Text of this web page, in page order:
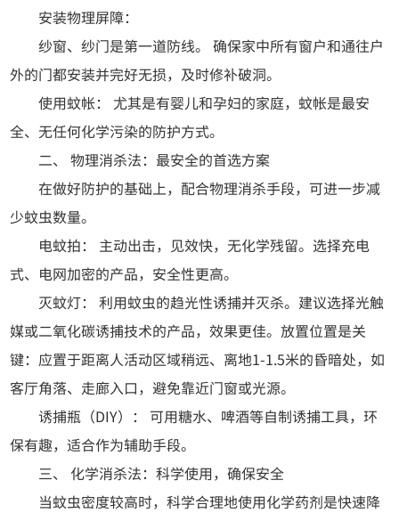
安装物理屏障：
纱窗、纱门是第一道防线。 确保家中所有窗户和通往户
外的门都安装并完好无损，及时修补破洞。
使用蚊帐： 尤其是有婴儿和孕妇的家庭，蚊帐是最安
全、无任何化学污染的防护方式。
二、 物理消杀法：最安全的首选方案
在做好防护的基础上，配合物理消杀手段，可进一步减
少蚊虫数量。
电蚊拍： 主动出击，见效快，无化学残留。选择充电
式、电网加密的产品，安全性更高。
灭蚊灯： 利用蚊虫的趋光性诱捕并灭杀。建议选择光触
媒或二氧化碳诱捕技术的产品，效果更佳。放置位置是关
键：应置于距离人活动区域稍远、离地1-1.5米的昏暗处，如
客厅角落、走廊入口，避免靠近门窗或光源。
诱捕瓶（DIY）： 可用糖水、啤酒等自制诱捕工具，环
保有趣，适合作为辅助手段。
三、 化学消杀法：科学使用，确保安全
当蚊虫密度较高时，科学合理地使用化学药剂是快速降